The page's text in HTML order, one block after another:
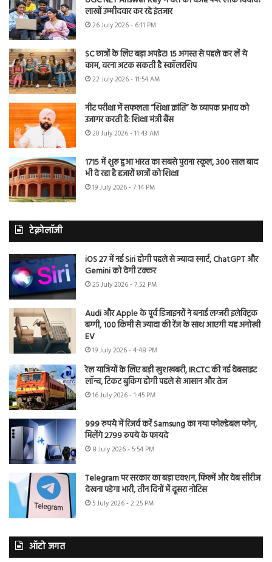
लाखों उम्मीदवार कर रहे इंतजार
26 July 2026 - 6:11 PM
SC छात्रों के लिए बड़ा अपडेट! 15 अगस्त से पहले कर लें ये
काम, वरना अटक सकती है स्कॉलरशिप
22 July 2026 - 11:54 AM
नीट परीक्षा में सफलता “शिक्षा क्रांति” के व्यापक प्रभाव को
उजागर करती है: शिक्षा मंत्री बैंस
20 July 2026 - 11:43 AM
1715 में शुरू हुआ भारत का सबसे पुराना स्कूल, 300 साल बाद
भी दे रहा है हजारों छात्रों को शिक्षा
19 July 2026 - 7:14 PM
टेक्नोलॉजी
iOS 27 में नई Siri होगी पहले से ज्यादा स्मार्ट, ChatGPT और
Gemini को देगी टक्कर
25 July 2026 - 7:52 PM
Audi और Apple के पूर्व डिजाइनरों ने बनाई लग्जरी इलेक्ट्रिक
बग्गी, 100 किमी से ज्यादा की रेंज के साथ आएगी यह अनोखी
EV
19 July 2026 - 4:48 PM
रेल यात्रियों के लिए बड़ी खुशखबरी, IRCTC की नई वेबसाइट
लॉन्च, टिकट बुकिंग होगी पहले से आसान और तेज
16 July 2026 - 1:45 PM
999 रुपये में रिजर्व करें Samsung का नया फोल्डेबल फोन,
मिलेंगे 2799 रुपये के फायदे
8 July 2026 - 5:54 PM
Telegram पर सरकार का बड़ा एक्शन, फिल्में और वेब सीरीज
देखना पड़ेगा भारी, तीन दिनों में दूसरा नोटिस
5 July 2026 - 2:25 PM
ऑटो जगत